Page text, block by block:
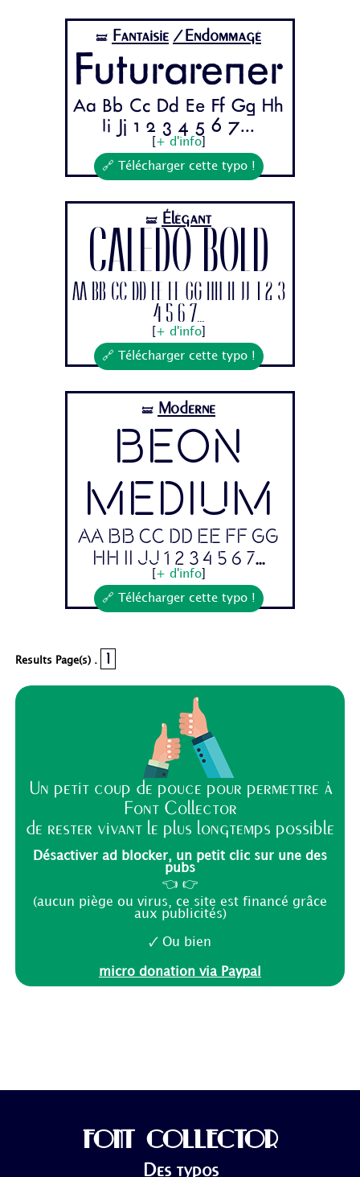
🝛 Fantaisie /Endommagé
Futurarener
Aa Bb Cc Dd Ee Ff Gg Hh
Ii Jj 1 2 3 4 5 6 7...
+ d'info]
🔗 Télécharger cette typo !
🝛 Élégant
Caledo Bold
Aa Bb Cc Dd Ee Ff Gg Hh Ii Jj 1 2 3
4 5 6 7...
+ d'info]
🔗 Télécharger cette typo !
🝛 Moderne
Beon
Medium
Aa Bb Cc Dd Ee Ff Gg
Hh Ii Jj 1 2 3 4 5 6 7...
+ d'info]
🔗 Télécharger cette typo !
Results Page(s) . 1
Un petit coup de pouce pour permettre à
Font Collector
de rester vivant le plus longtemps possible
Désactiver ad blocker, un petit clic sur une des
pubs
👈 👉
(aucun piège ou virus, ce site est financé grâce
aux publicités)
🗸 Ou bien
micro donation via Paypal
FONT COLLECTOR
Des typos